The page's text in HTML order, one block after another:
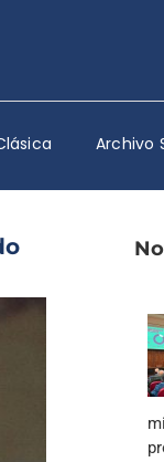
Archivo